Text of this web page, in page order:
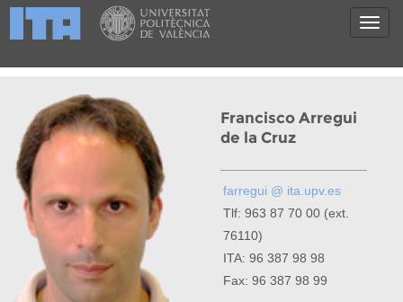
Francisco Arregui
de la Cruz
farregui @ ita.upv.es
Tlf: 963 87 70 00 (ext.
76110)
ITA: 96 387 98 98
Fax: 96 387 98 99